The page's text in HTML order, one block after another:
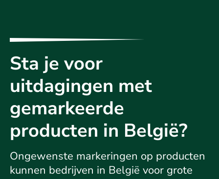
Sta je voor
uitdagingen met
gemarkeerde
producten in België?
Ongewenste markeringen op producten
kunnen bedrijven in België voor grote